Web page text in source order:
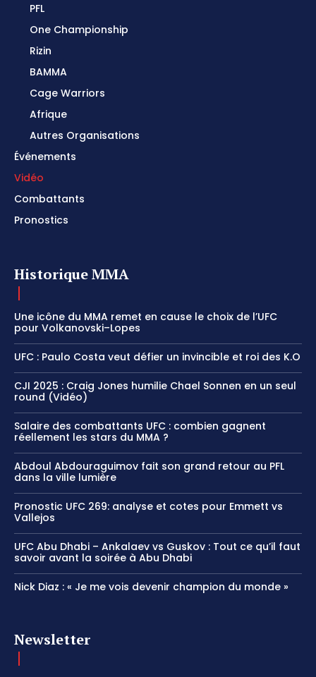
PFL
One Championship
Rizin
BAMMA
Cage Warriors
Afrique
Autres Organisations
Événements
Vidéo
Combattants
Pronostics
Historique MMA
Une icône du MMA remet en cause le choix de l’UFC
pour Volkanovski–Lopes
UFC : Paulo Costa veut défier un invincible et roi des K.O
CJI 2025 : Craig Jones humilie Chael Sonnen en un seul
round (Vidéo)
Salaire des combattants UFC : combien gagnent
réellement les stars du MMA ?
Abdoul Abdouraguimov fait son grand retour au PFL
dans la ville lumière
Pronostic UFC 269: analyse et cotes pour Emmett vs
Vallejos
UFC Abu Dhabi – Ankalaev vs Guskov : Tout ce qu’il faut
savoir avant la soirée à Abu Dhabi
Nick Diaz : « Je me vois devenir champion du monde »
Newsletter